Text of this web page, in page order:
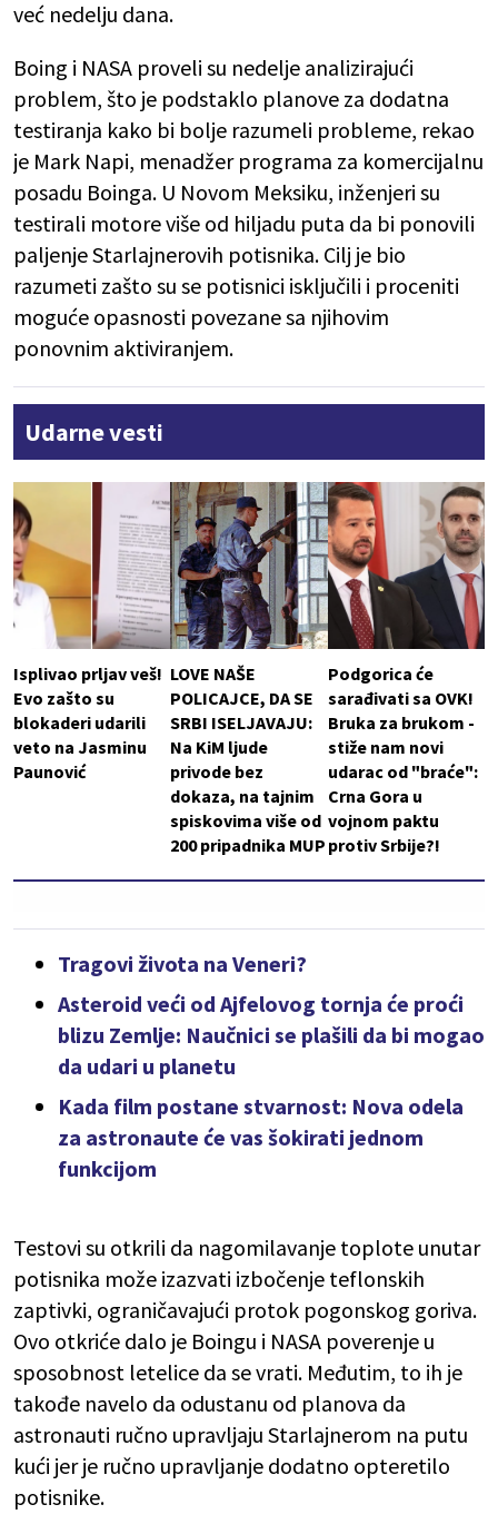
već nedelju dana.
Boing i NASA proveli su nedelje analizirajući
problem, što je podstaklo planove za dodatna
testiranja kako bi bolje razumeli probleme, rekao
je Mark Napi, menadžer programa za komercijalnu
posadu Boinga. U Novom Meksiku, inženjeri su
testirali motore više od hiljadu puta da bi ponovili
paljenje Starlajnerovih potisnika. Cilj je bio
razumeti zašto su se potisnici isključili i proceniti
moguće opasnosti povezane sa njihovim
ponovnim aktiviranjem.
Udarne vesti
Isplivao prljav veš!
Evo zašto su
blokaderi udarili
veto na Jasminu
Paunović
LOVE NAŠE
POLICAJCE, DA SE
SRBI ISELJAVAJU:
Na KiM ljude
privode bez
dokaza, na tajnim
spiskovima više od
200 pripadnika MUP
Podgorica će
sarađivati sa OVK!
Bruka za brukom -
stiže nam novi
udarac od "braće":
Crna Gora u
vojnom paktu
protiv Srbije?!
Tragovi života na Veneri?
Asteroid veći od Ajfelovog tornja će proći
blizu Zemlje: Naučnici se plašili da bi mogao
da udari u planetu
Kada film postane stvarnost: Nova odela
za astronaute će vas šokirati jednom
funkcijom
Testovi su otkrili da nagomilavanje toplote unutar
potisnika može izazvati izbočenje teflonskih
zaptivki, ograničavajući protok pogonskog goriva.
Ovo otkriće dalo je Boingu i NASA poverenje u
sposobnost letelice da se vrati. Međutim, to ih je
takođe navelo da odustanu od planova da
astronauti ručno upravljaju Starlajnerom na putu
kući jer je ručno upravljanje dodatno opteretilo
potisnike.